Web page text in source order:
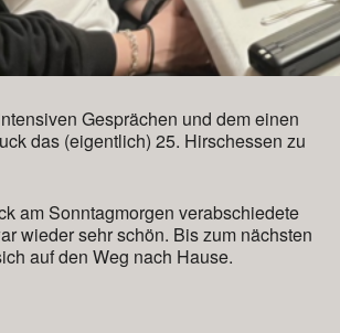
Gesprächen und dem einen
das (eigentlich) 25. Hirschessen zu
am Sonntagmorgen verabschiedete
wieder sehr schön. Bis zum nächsten
auf den Weg nach Hause.